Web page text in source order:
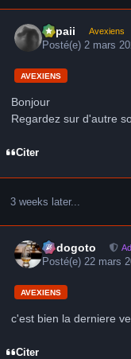
supaii Avexiens
Posté(e)2 mars
AVEXIENS
Bonjour
Regardez sur d'autre
Citer
3 weeks later...
frédogoto
Posté(e)22 mars
AVEXIENS
c'est bien la derniere
Citer